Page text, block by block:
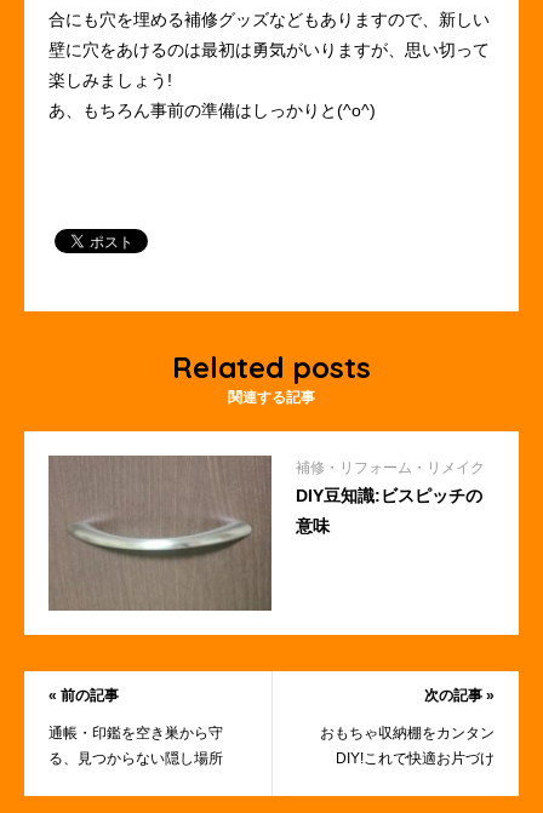
合にも穴を埋める補修グッズなどもありますので、新しい
壁に穴をあけるのは最初は勇気がいりますが、思い切って
楽しみましょう!
あ、もちろん事前の準備はしっかりと(^o^)
Related posts
関連する記事
補修・リフォーム・リメイク
DIY豆知識:ビスピッチの
意味
« 前の記事
通帳・印鑑を空き巣から守
る、見つからない隠し場所
次の記事 »
おもちゃ収納棚をカンタン
DIY!これで快適お片づけ